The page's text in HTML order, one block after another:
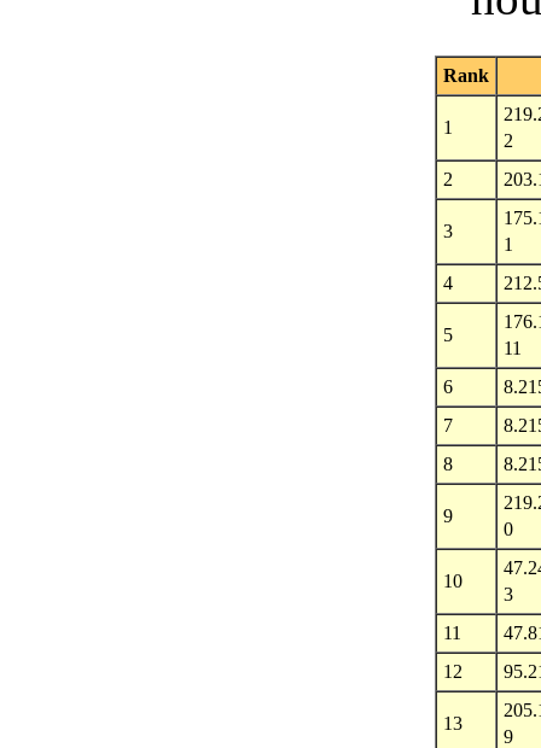
Rank
1
2
2
3
1
4
5
11
6
7
8
9
0
10
3
11
12
13
9